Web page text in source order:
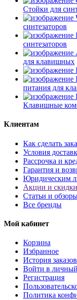
Стойки для
синтезаторов
синтезаторов
для клавишных
питания для
Клавишные
Клиентам
Как сделать
Условия
Рассрочка и
Гарантия и
Юридическим
Акции и скидки
Статьи и
Все бренды
Мой кабинет
Корзина
Избранное
История заказов
Войти в
Регистрация
Политика